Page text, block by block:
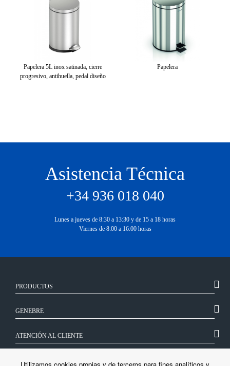
Papelera 5L inox satinada, cierre
progresivo, antihuella, pedal diseño
Papelera
Asistencia Técnica
+34 936 018 040
Lunes a jueves de 8:30 a 13:30 y de 15 a 18 horas
Viernes de 8:00 a 16:00 horas
PRODUCTOS
GENEBRE
ATENCIÓN AL CLIENTE
SÍGUENOS